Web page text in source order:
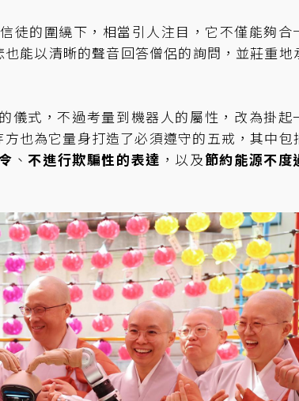
徒的圍繞下，相當引人注目，它不僅能夠合
能以清晰的聲音回答僧侶的詢問，並莊重地
儀式，不過考量到機器人的屬性，改為掛起
也為它量身打造了必須遵守的五戒，其中包
、 不進行欺騙性的表達 ，以及節約能源不度